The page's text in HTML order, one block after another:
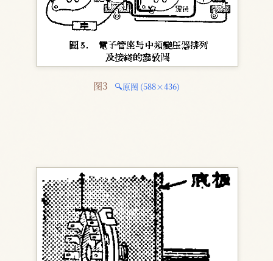
图3 🔍原图 (588×436)